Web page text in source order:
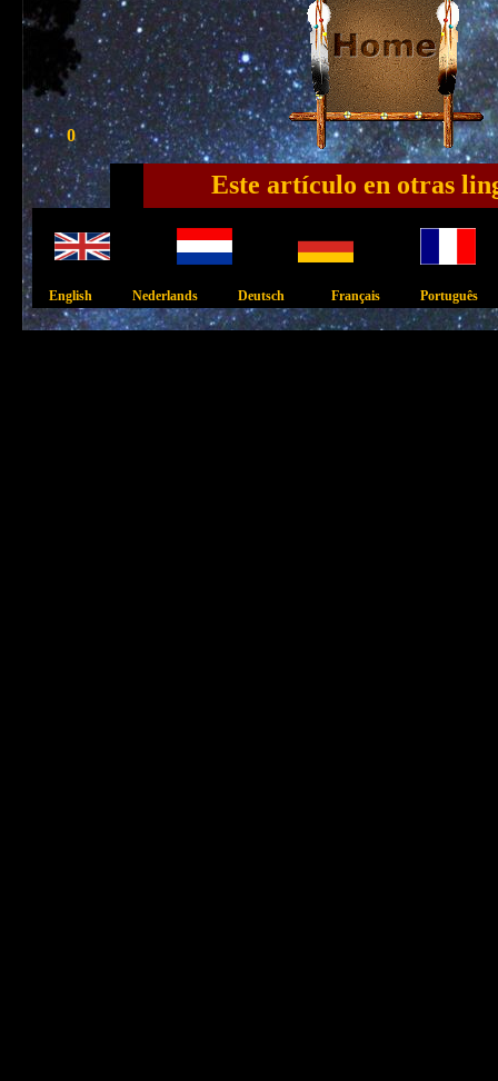
0
Este artículo en otras
English Nederlands Deutsch Français Português